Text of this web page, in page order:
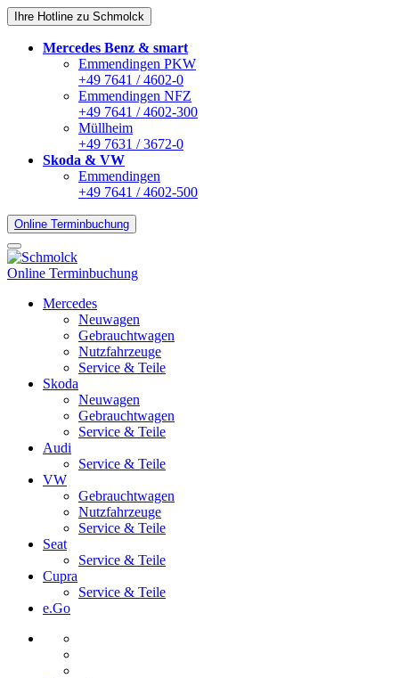
Ihre Hotline zu Schmolck
Mercedes Benz & smart
Emmendingen PKW
+49 7641 / 4602-0
Emmendingen NFZ
+49 7641 / 4602-300
Müllheim
+49 7631 / 3672-0
Skoda & VW
Emmendingen
+49 7641 / 4602-500
Online Terminbuchung
Online Terminbuchung
Mercedes
Neuwagen
Gebrauchtwagen
Nutzfahrzeuge
Service & Teile
Skoda
Neuwagen
Gebrauchtwagen
Service & Teile
Audi
Service & Teile
VW
Gebrauchtwagen
Nutzfahrzeuge
Service & Teile
Seat
Service & Teile
Cupra
Service & Teile
e.Go